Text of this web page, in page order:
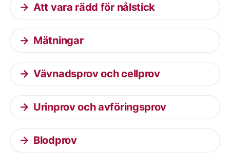
Att vara rädd för nålstick
Mätningar
Vävnadsprov och cellprov
Urinprov och avföringsprov
Blodprov